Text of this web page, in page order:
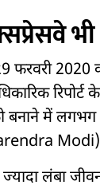
2020
में लगभग
लंबा